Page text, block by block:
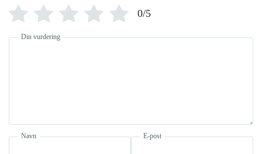
0/5
Din vurdering
Navn E-post